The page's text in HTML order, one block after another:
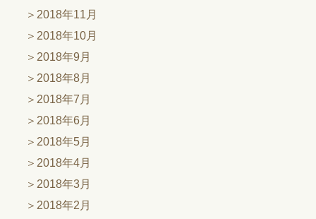
2018年11月
2018年10月
2018年9月
2018年8月
2018年7月
2018年6月
2018年5月
2018年4月
2018年3月
2018年2月